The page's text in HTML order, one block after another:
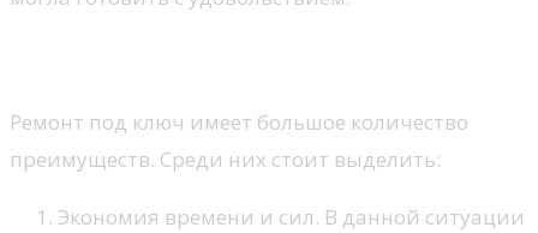
Ремонт под ключ имеет большое количество
преимуществ. Среди них стоит выделить:
Экономия времени и сил. В данной ситуации